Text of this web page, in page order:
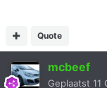
Quote
mcbeef
Geplaatst 11